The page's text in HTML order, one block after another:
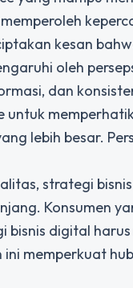
kesan
oleh
dan
untuk
lebih besar.
strategi
Konsumen
bisnis digital
ini memperkuat